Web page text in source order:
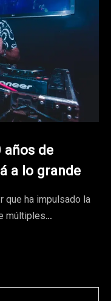
de
a lo grande
que ha impulsado la
múltiples…